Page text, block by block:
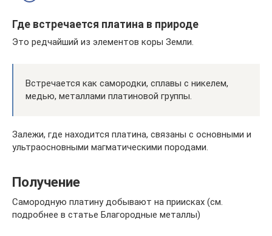
Где встречается платина в природе
Это редчайший из элементов коры Земли.
Встречается как самородки, сплавы с никелем,
медью, металлами платиновой группы.
Залежи, где находится платина, связаны с основными и
ультраосновными магматическими породами.
Получение
Самородную платину добывают на приисках (см.
подробнее в статье Благородные металлы)